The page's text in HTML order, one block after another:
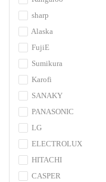
sharp
Alaska
FujiE
Sumikura
Karofi
SANAKY
PANASONIC
LG
ELECTROLUX
HITACHI
CASPER